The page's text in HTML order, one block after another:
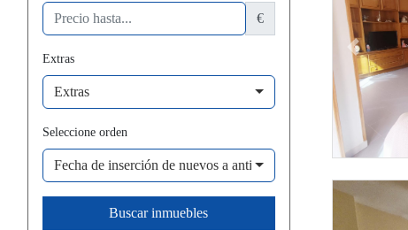
€
Extras
Extras
Seleccione orden
Fecha de inserción de nuevos a antiguos
Buscar inmuebles
Previous